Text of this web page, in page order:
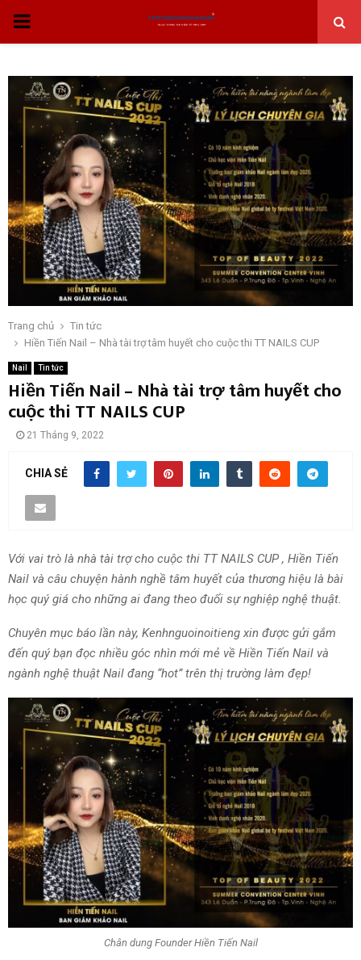
THỰC
CHÍNH
Trang chủ
Tin tức
Hiền Tiến Nail – Nhà tài trợ tâm huyết cho cuộc thi TT NAILS CUP
Nail Tin tức
Hiền Tiến Nail – Nhà tài trợ tâm huyết cho
cuộc thi TT NAILS CUP
21 Tháng 9, 2022
CHIA SẺ
Với vai trò là nhà tài trợ cho cuộc thi TT NAILS CUP , Hiền Tiến
Nail và câu chuyện hành nghề tâm huyết của thương hiệu là bài
học quý giá cho những ai đang theo đuổi sự nghiệp nghệ thuật.
Chuyên mục báo lần này, Kenhnguoinoitieng xin được gửi gắm
đến quý bạn đọc nhiều góc nhìn mới mẻ về Hiền Tiến Nail và
ngành nghệ thuật Nail đang “hot” trên thị trường làm đẹp!
Chân dung Founder Hiền Tiến Nail